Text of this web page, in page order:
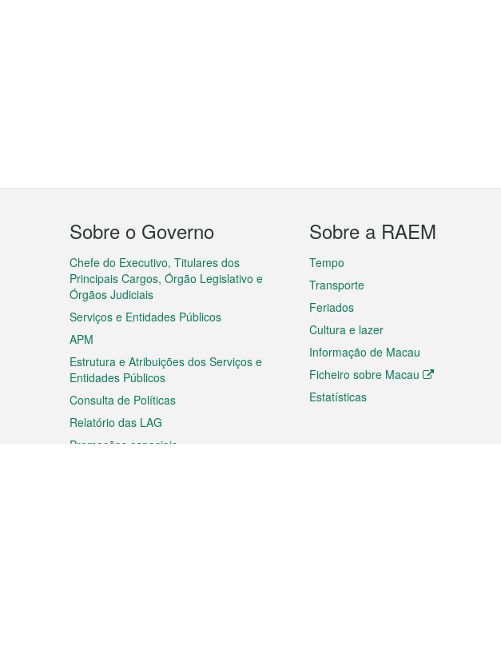
Menu
do
rodapé
Sobre o Governo
Chefe do Executivo, Titulares dos
Principais Cargos, Órgão Legislativo e
Órgãos Judiciais
Serviços e Entidades Públicos
APM
Estrutura e Atribuições dos Serviços e
Entidades Públicos
Consulta de Políticas
Relatório das LAG
Promoções especiais
Sobre a RAEM
Tempo
Transporte
Feriados
Cultura e lazer
Informação de Macau
Ficheiro sobre Macau
Estatísticas